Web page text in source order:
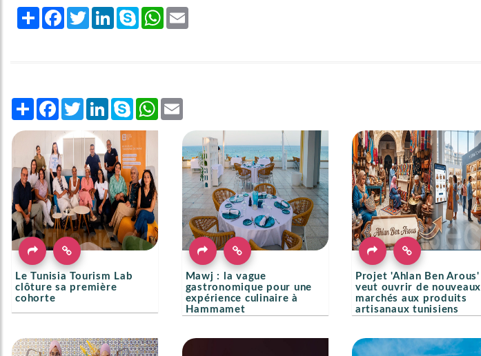
Share Facebook
TwitterLinkedInSkype WhatsApp
Share Facebook
TwitterLinkedInSkype WhatsApp
Le Tunisia Tourism Lab
clôture sa première
cohorte
Mawj : la vague
gastronomique pour une
expérience culinaire à
Hammamet
Projet 'Ahlan Ben Arous'
veut ouvrir de nouveaux
marchés aux produits
artisanaux tunisiens